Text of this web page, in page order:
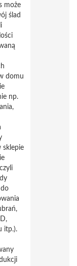
może
ślad
domu
np.
sklepie
itp.).